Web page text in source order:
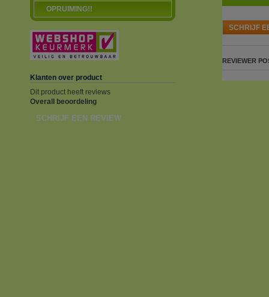
OPRUIMING!!
Klanten over product
Dit product heeft reviews
Overall beoordeling
SCHRIJF EEN REVIEW
SCHRIJF
REVIEWER